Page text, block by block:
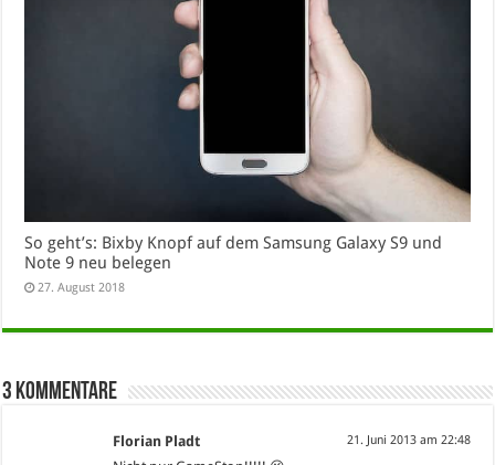
So geht’s: Bixby Knopf auf dem Samsung Galaxy S9 und
Note 9 neu belegen
27. August 2018
3 Kommentare
Florian Pladt 21. Juni 2013 am 22:48